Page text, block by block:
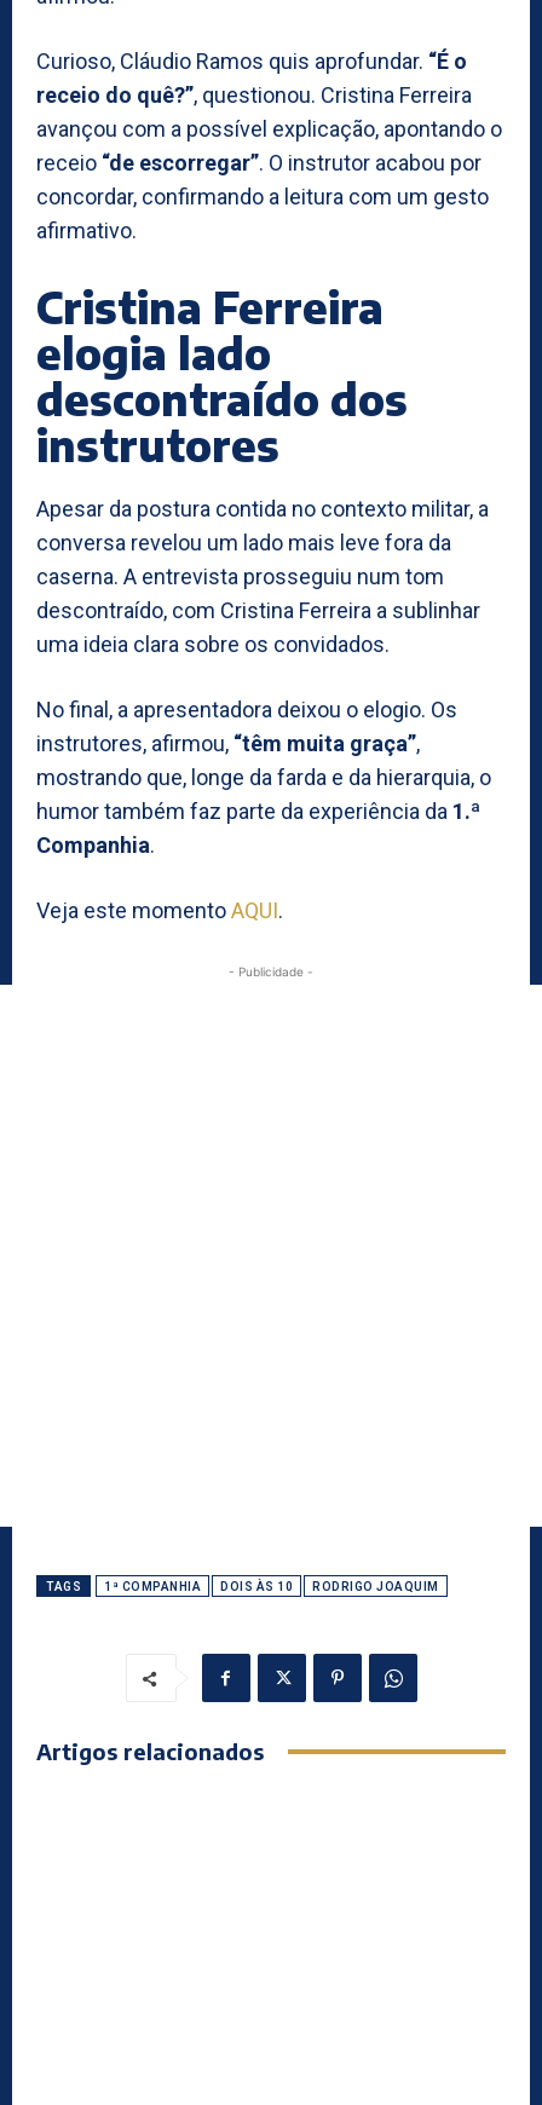
Curioso, Cláudio Ramos quis aprofundar. “É o
receio do quê?”, questionou. Cristina Ferreira
avançou com a possível explicação, apontando o
receio “de escorregar”. O instrutor acabou por
concordar, confirmando a leitura com um gesto
afirmativo.
Cristina Ferreira
elogia lado
descontraído dos
instrutores
Apesar da postura contida no contexto militar, a
conversa revelou um lado mais leve fora da
caserna. A entrevista prosseguiu num tom
descontraído, com Cristina Ferreira a sublinhar
uma ideia clara sobre os convidados.
No final, a apresentadora deixou o elogio. Os
instrutores, afirmou, “têm muita graça”,
mostrando que, longe da farda e da hierarquia, o
humor também faz parte da experiência da 1.ª
Companhia.
Veja este momentoAQUI.
- Publicidade -
TAGS 1ª COMPANHIA DOIS ÀS 10 RODRIGO JOAQUIM
Artigos relacionados